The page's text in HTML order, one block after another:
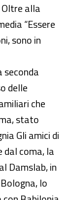
Oltre alla
“Essere
sono in
seconda
delle
che
stato
Gli amici di
dal coma, la
Damslab, in
lo